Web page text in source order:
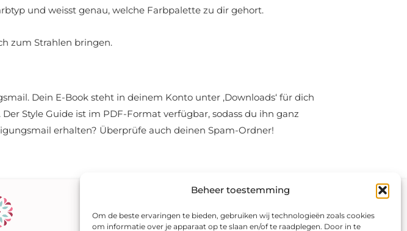
Beheer toestemming
Om de beste ervaringen te bieden, gebruiken wij technologieën zoals cookies
om informatie over je apparaat op te slaan en/of te raadplegen. Door in te
und weisst genau, welche Farbpalette zu dir gehort.
zum Strahlen bringen.
Dein E-Book steht in deinem Konto unter ‚Downloads‘ für dich
Style Guide ist im PDF-Format verfügbar, sodass du ihn ganz
erhalten? Überprüfe auch deinen Spam-Ordner!
unseren Shop
Sicher bezahlen